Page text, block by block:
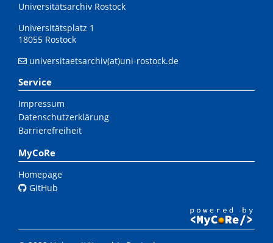
Universitätsarchiv Rostock
Universitätsplatz 1
18055 Rostock
universitaetsarchiv(at)uni-rostock.de
Service
Impressum
Datenschutzerklärung
Barrierefreiheit
MyCoRe
Homepage
GitHub